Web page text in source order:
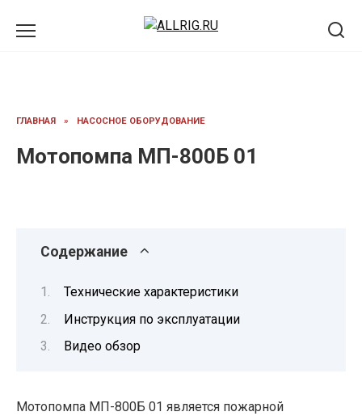
ГЛАВНАЯ » НАСОСНОЕ ОБОРУДОВАНИЕ
Мотопомпа МП-800Б 01
Содержание
Технические характеристики
Инструкция по эксплуатации
Видео обзор
Мотопомпа МП-800Б 01 является пожарной